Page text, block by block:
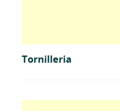
Tornilleria